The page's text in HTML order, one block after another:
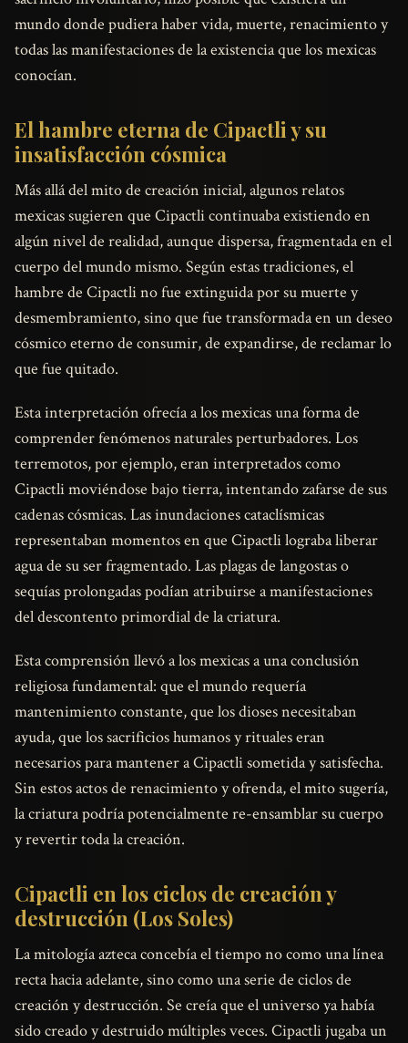
mundo donde pudiera haber vida, muerte, renacimiento y
todas las manifestaciones de la existencia que los mexicas
conocían.
El hambre eterna de Cipactli y su
insatisfacción cósmica
Más allá del mito de creación inicial, algunos relatos
mexicas sugieren que Cipactli continuaba existiendo en
algún nivel de realidad, aunque dispersa, fragmentada en el
cuerpo del mundo mismo. Según estas tradiciones, el
hambre de Cipactli no fue extinguida por su muerte y
desmembramiento, sino que fue transformada en un deseo
cósmico eterno de consumir, de expandirse, de reclamar lo
que fue quitado.
Esta interpretación ofrecía a los mexicas una forma de
comprender fenómenos naturales perturbadores. Los
terremotos, por ejemplo, eran interpretados como
Cipactli moviéndose bajo tierra, intentando zafarse de sus
cadenas cósmicas. Las inundaciones cataclísmicas
representaban momentos en que Cipactli lograba liberar
agua de su ser fragmentado. Las plagas de langostas o
sequías prolongadas podían atribuirse a manifestaciones
del descontento primordial de la criatura.
Esta comprensión llevó a los mexicas a una conclusión
religiosa fundamental: que el mundo requería
mantenimiento constante, que los dioses necesitaban
ayuda, que los sacrificios humanos y rituales eran
necesarios para mantener a Cipactli sometida y satisfecha.
Sin estos actos de renacimiento y ofrenda, el mito sugería,
la criatura podría potencialmente re-ensamblar su cuerpo
y revertir toda la creación.
Cipactli en los ciclos de creación y
destrucción (Los Soles)
La mitología azteca concebía el tiempo no como una línea
recta hacia adelante, sino como una serie de ciclos de
creación y destrucción. Se creía que el universo ya había
sido creado y destruido múltiples veces. Cipactli jugaba un